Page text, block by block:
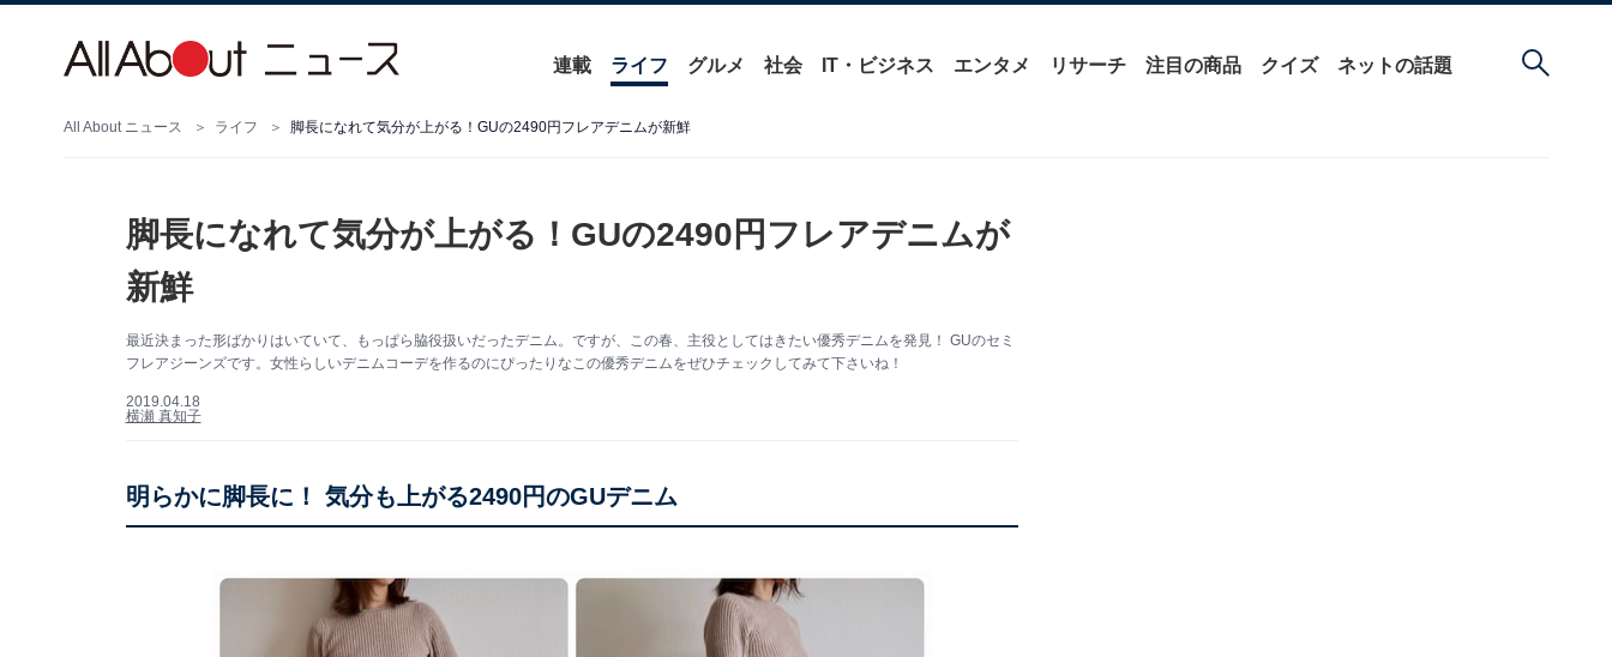
連載 ライフ グルメ 社会 IT・ビジネス エンタメ リサーチ 注目の商品 クイズ ネットの話題
All About ニュース ライフ 脚長になれて気分が上がる！GUの2490円フレアデニムが新鮮
脚長になれて気分が上がる！GUの2490円フレアデニムが
新鮮
最近決まった形ばかりはいていて、もっぱら脇役扱いだったデニム。ですが、この春、主役としてはきたい優秀デニムを発見！ GUのセミ
フレアジーンズです。女性らしいデニムコーデを作るのにぴったりなこの優秀デニムをぜひチェックしてみて下さいね！
2019.04.18
横瀬 真知子
明らかに脚長に！ 気分も上がる2490円のGUデニム